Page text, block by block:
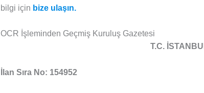
bilgi için bize ulaşın.
OCR İşleminden Geçmiş Kuruluş Gazetesi
T.C.
İlan Sıra No: 154952